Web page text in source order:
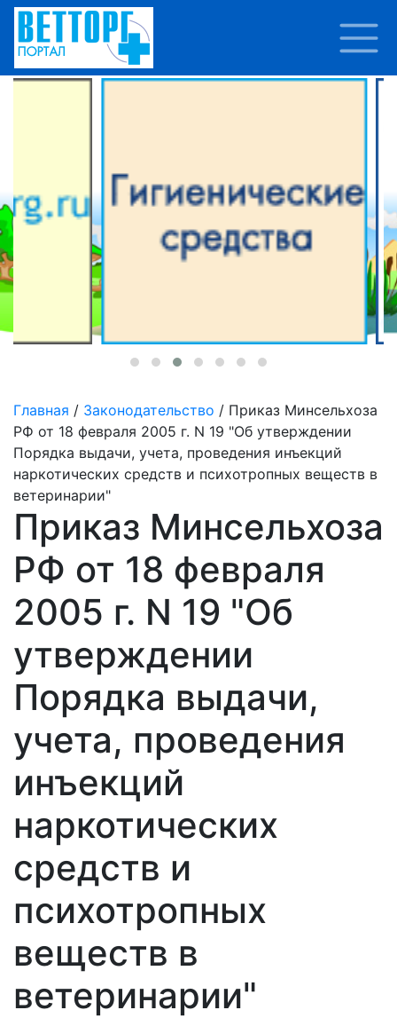
Главная / Законодательство / Приказ Минсельхоза
РФ от 18 февраля 2005 г. N 19 "Об утверждении
Порядка выдачи, учета, проведения инъекций
наркотических средств и психотропных веществ в
ветеринарии"
Приказ Минсельхоза
РФ от 18 февраля
2005 г. N 19 "Об
утверждении
Порядка выдачи,
учета, проведения
инъекций
наркотических
средств и
психотропных
веществ в
ветеринарии"